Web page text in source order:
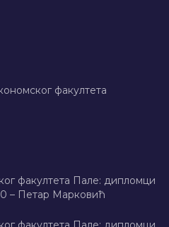
факултета
факултета Пале: дипломци
– Петар Марковић